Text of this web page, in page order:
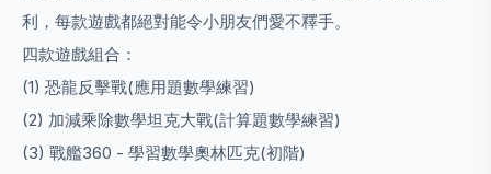
利，每款遊戲都絕對能令小朋友們愛不釋手。
四款遊戲組合：
(1) 恐龍反擊戰(應用題數學練習)
(2) 加減乘除數學坦克大戰(計算題數學練習)
(3) 戰艦360 - 學習數學奧林匹克(初階)